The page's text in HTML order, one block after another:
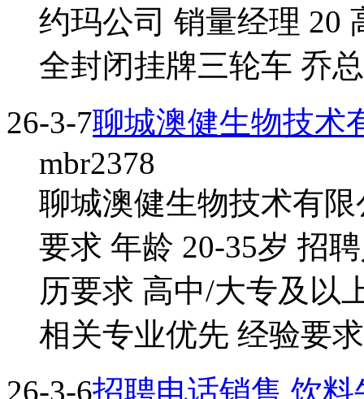
约玛公司 销量经理 20
全封闭挂牌三轮车 乔
26-3-7聊城澳健生物技术
mbr2378
聊城澳健生物技术有
要求 年龄 20-35岁 招
历要求 高中/大专及以
相关专业优先 经验要求
26-3-6招聘电话销售,饮料